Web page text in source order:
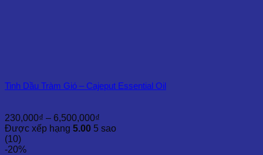
Tinh Dầu Tràm Gió – Cajeput Essential Oil
230,000₫ – 6,500,000₫
giá:
Được xếp hạng 5.00 5 sao
(10)
-20%